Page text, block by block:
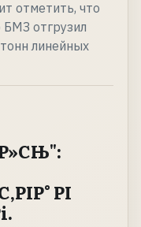
отметить, что
отгрузил
линейных
РІ